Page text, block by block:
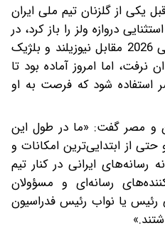
یکی از گلزنان تیم ملی ایران
دروازه ولز را باز کرد، در
دو دیدار ابتدایی در جام جهانی 2026 مقابل نیوزیلند و بلژیک
اما امروز آماده بود تا
استفاده شود که فرصت به او
و مصر گفت: «ما در طول این
حتی از ابتدایی‌ترین امکانات و
ایرانی در کنار تیم
رسانه‌ای و مسؤولان
رئیس یا نواب رئیس فدراسیون